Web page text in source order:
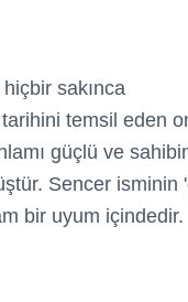
sakınca
temsil eden
güçlü ve
Sencer isminin
bir uyum içindedir.